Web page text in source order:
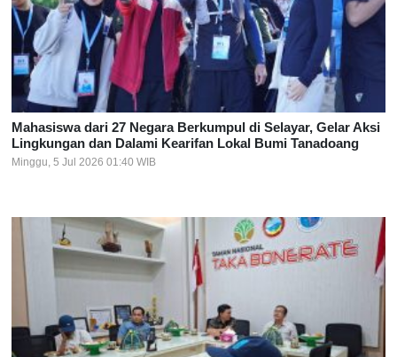
Mahasiswa dari 27 Negara Berkumpul di Selayar, Gelar Aksi
Lingkungan dan Dalami Kearifan Lokal Bumi Tanadoang
Minggu, 5 Jul 2026 01:40 WIB